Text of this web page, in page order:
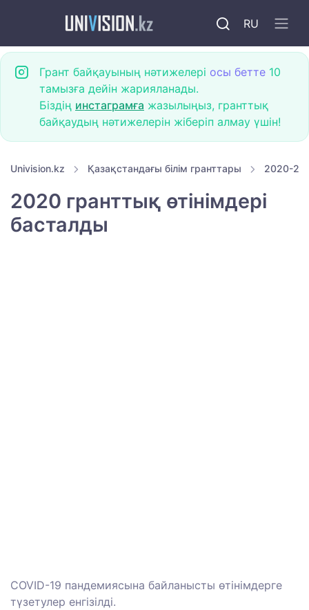
RU
Грант байқауының нәтижелері осы бетте 10
тамызға дейін жарияланады.
Біздің инстаграмға жазылыңыз, гранттық
байқаудың нәтижелерін жіберіп алмау үшін!
Univision.kz Қазақстандағы білім гранттары 2020-
2020 гранттық өтінімдері
басталды
COVID-19 пандемиясына байланысты өтінімдерге
түзетулер енгізілді.